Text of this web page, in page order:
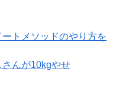
ートメソッドのやり方を
んが10kgやせ